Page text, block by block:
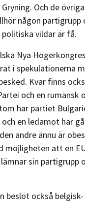
Och de
någon partigrupp
vildar är få.
Nya
i spekulationerna
Kvar finns
och en rumänsk
har partiet
en ledamot har
andre ännu är
möjligheten att en
sin partigrupp
beslöt också belgisk-